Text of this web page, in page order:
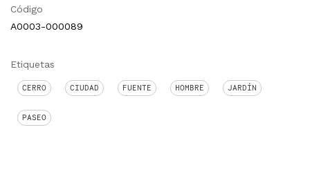
Código
A0003-000089
Etiquetas
CERRO CIUDAD FUENTE HOMBRE JARDÍN
PASEO